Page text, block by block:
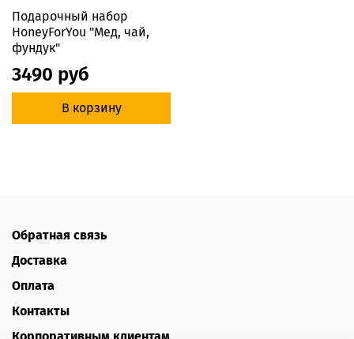
Подарочный набор
HoneyForYou "Мед, чай,
фундук"
3490 руб
В корзину
Обратная связь
Доставка
Оплата
Контакты